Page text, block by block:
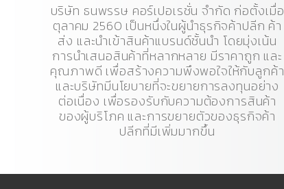
บริษัท ธนพรรษ คอร์เปอเรชั่น จำกัด ก่อตั้งเมื่อ
ตุลาคม 2560 เป็นหนึ่งในผู้นำธุรกิจค้าปลีก ค้า
ส่ง และนำเข้าสินค้าแบรนด์ชั้นนำ โดยมุ่งเน้น
การนำเสนอสินค้าที่หลากหลาย มีราคาถูก และ
คุณภาพดี เพื่อสร้างความพึงพอใจให้กับลูกค้า
และบริษัทมีนโยบายที่จะขยายการลงทุนอย่าง
ต่อเนื่อง เพื่อรองรับกับความต้องการสินค้า
ของผู้บริโภค และการขยายตัวของธุรกิจค้า
ปลีกที่มีเพิ่มมากขึ้น